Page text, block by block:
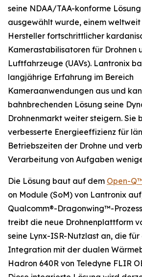
seine NDAA/TAA-konforme
ausgewählt wurde, einem
Hersteller fortschrittlicher
Kamerastabilisatoren für Drohnen
Luftfahrzeuge (UAVs). Lantronix
langjährige Erfahrung im Bereich
Kameraanwendungen aus und
bahnbrechenden Lösung seine
Drohnenmarkt weiter steigern. Sie
verbesserte Energieeffizienz für
Betriebszeiten der Drohne und
Verarbeitung von Aufgaben
Die Lösung baut auf dem Open-
on Module (SoM) von Lantronix
Qualcomm®-Dragonwing™-
treibt die neue Drohnenplattform
seine Lynx-ISR-Nutzlast an, die für
Integration mit der dualen
Hadron 640R von Teledyne FLIR